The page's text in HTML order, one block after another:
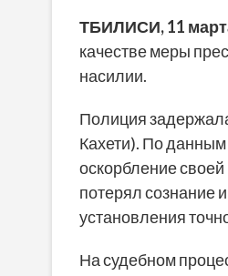
ТБИЛИСИ,11
качестве меры
насилии.
Полиция
Кахети). По
оскорбление
потерял сознание
установления
На судебном